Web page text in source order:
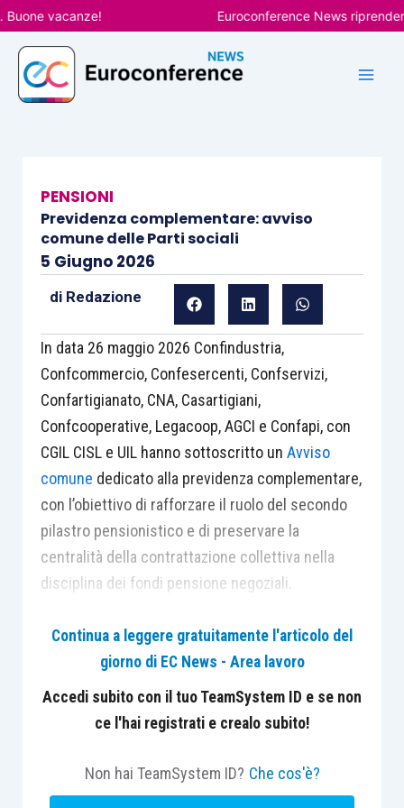
Vai
al
contenuto
vacanze! Euroconference News riprenderà
PENSIONI
Previdenza complementare: avviso
comune delle Parti sociali
5 Giugno 2026
di Redazione
In data 26 maggio 2026 Confindustria,
Confcommercio, Confesercenti, Confservizi,
Confartigianato, CNA, Casartigiani,
Confcooperative, Legacoop, AGCI e Confapi, con
CGIL CISL e UIL hanno sottoscritto un Avviso
comune dedicato alla previdenza complementare,
con l’obiettivo di rafforzare il ruolo del secondo
pilastro pensionistico e di preservare la
centralità della contrattazione collettiva nella
disciplina dei fondi pensione negoziali.
Nel documento viene attribuito un ruolo centrale
alla contrattazione collettiva, considerata il
principale strumento attraverso il quale
sviluppare forme di welfare contrattuale in grado
lavoratori. Le organizzazioni firmatarie
evidenziano come il sistema dei fondi pensione
Continua a leggere gratuitamente l'articolo del
giorno di EC News - Area lavoro
Accedi subito con il tuo TeamSystem ID e se non
ce l'hai registrati e crealo subito!
Non hai TeamSystem ID? Che cos'è?